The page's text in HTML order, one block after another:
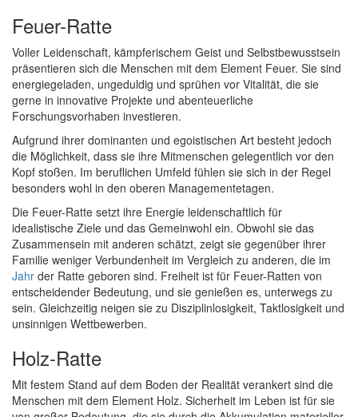
Feuer-Ratte
Voller Leidenschaft, kämpferischem Geist und Selbstbewusstsein
präsentieren sich die Menschen mit dem Element Feuer. Sie sind
energiegeladen, ungeduldig und sprühen vor Vitalität, die sie
gerne in innovative Projekte und abenteuerliche
Forschungsvorhaben investieren.
Aufgrund ihrer dominanten und egoistischen Art besteht jedoch
die Möglichkeit, dass sie ihre Mitmenschen gelegentlich vor den
Kopf stoßen. Im beruflichen Umfeld fühlen sie sich in der Regel
besonders wohl in den oberen Managementetagen.
Die Feuer-Ratte setzt ihre Energie leidenschaftlich für
idealistische Ziele und das Gemeinwohl ein. Obwohl sie das
Zusammensein mit anderen schätzt, zeigt sie gegenüber ihrer
Familie weniger Verbundenheit im Vergleich zu anderen, die im
Jahr der Ratte geboren sind. Freiheit ist für Feuer-Ratten von
entscheidender Bedeutung, und sie genießen es, unterwegs zu
sein. Gleichzeitig neigen sie zu Disziplinlosigkeit, Taktlosigkeit und
unsinnigen Wettbewerben.
Holz-Ratte
Mit festem Stand auf dem Boden der Realität verankert sind die
Menschen mit dem Element Holz. Sicherheit im Leben ist für sie